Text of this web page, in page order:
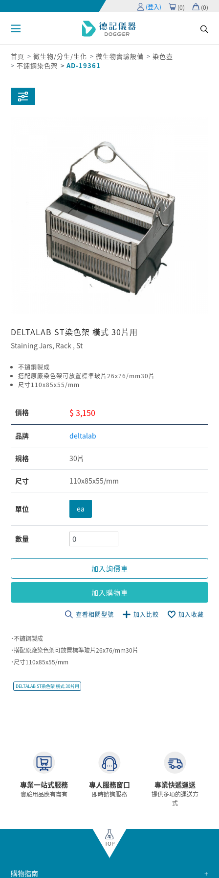
(登入) (0) (0)
首頁 微生物/分生/生化 微生物實驗設備
染色壺
不鏽鋼染色架
AD-19361
DELTALAB ST染色架 橫式 30片用
Staining Jars, Rack , St
不鏽鋼製成
搭配原廠染色架可放置標準玻片26x76/mm30片
尺寸110x85x55/mm
價格 $ 3,150
品牌 deltalab
規格 30片
尺寸 110x85x55/mm
單位 ea
數量
加入詢價車
加入購物車
查看相關型號 加入比較 加入收藏
˙不鏽鋼製成
˙搭配原廠染色架可放置標準玻片26x76/mm30片
˙尺寸110x85x55/mm
DELTALAB ST染色架 橫式 30片用
專業一站式服務
實驗用品應有盡有
專人服務窗口
即時諮詢服務
專業快遞運送
提供多項的運送方
式
TOP
購物指南